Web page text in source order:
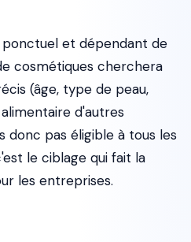
ponctuel et dépendant de
cosmétiques cherchera
(âge, type de peau,
d'autres
donc pas éligible à tous les
le ciblage qui fait la
les entreprises.